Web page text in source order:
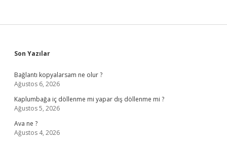
Sidebar
Son Yazılar
Bağlantı kopyalarsam ne olur ?
Ağustos 6, 2026
Kaplumbağa iç döllenme mi yapar dış döllenme mi ?
Ağustos 5, 2026
Ava ne ?
Ağustos 4, 2026